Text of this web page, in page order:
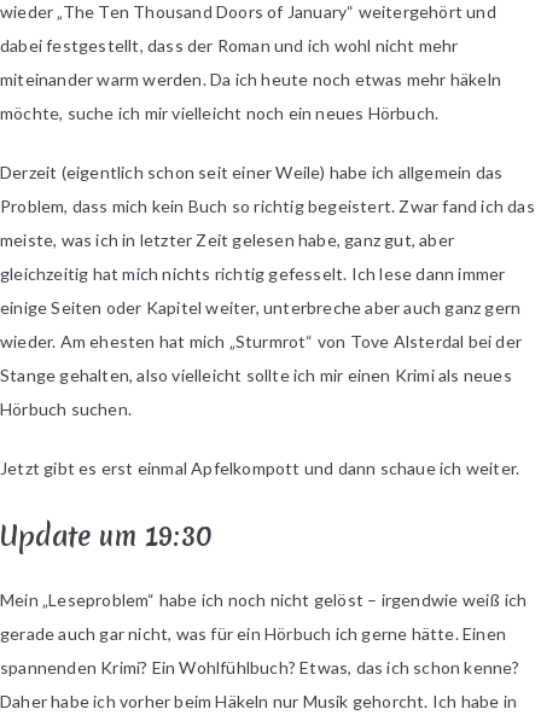
wieder „The Ten Thousand Doors of January“ weitergehört und
dabei festgestellt, dass der Roman und ich wohl nicht mehr
miteinander warm werden. Da ich heute noch etwas mehr häkeln
möchte, suche ich mir vielleicht noch ein neues Hörbuch.
Derzeit (eigentlich schon seit einer Weile) habe ich allgemein das
Problem, dass mich kein Buch so richtig begeistert. Zwar fand ich das
meiste, was ich in letzter Zeit gelesen habe, ganz gut, aber
gleichzeitig hat mich nichts richtig gefesselt. Ich lese dann immer
einige Seiten oder Kapitel weiter, unterbreche aber auch ganz gern
wieder. Am ehesten hat mich „Sturmrot“ von Tove Alsterdal bei der
Stange gehalten, also vielleicht sollte ich mir einen Krimi als neues
Hörbuch suchen.
Jetzt gibt es erst einmal Apfelkompott und dann schaue ich weiter.
Update um 19:30
Mein „Leseproblem“ habe ich noch nicht gelöst – irgendwie weiß ich
gerade auch gar nicht, was für ein Hörbuch ich gerne hätte. Einen
spannenden Krimi? Ein Wohlfühlbuch? Etwas, das ich schon kenne?
Daher habe ich vorher beim Häkeln nur Musik gehorcht. Ich habe in